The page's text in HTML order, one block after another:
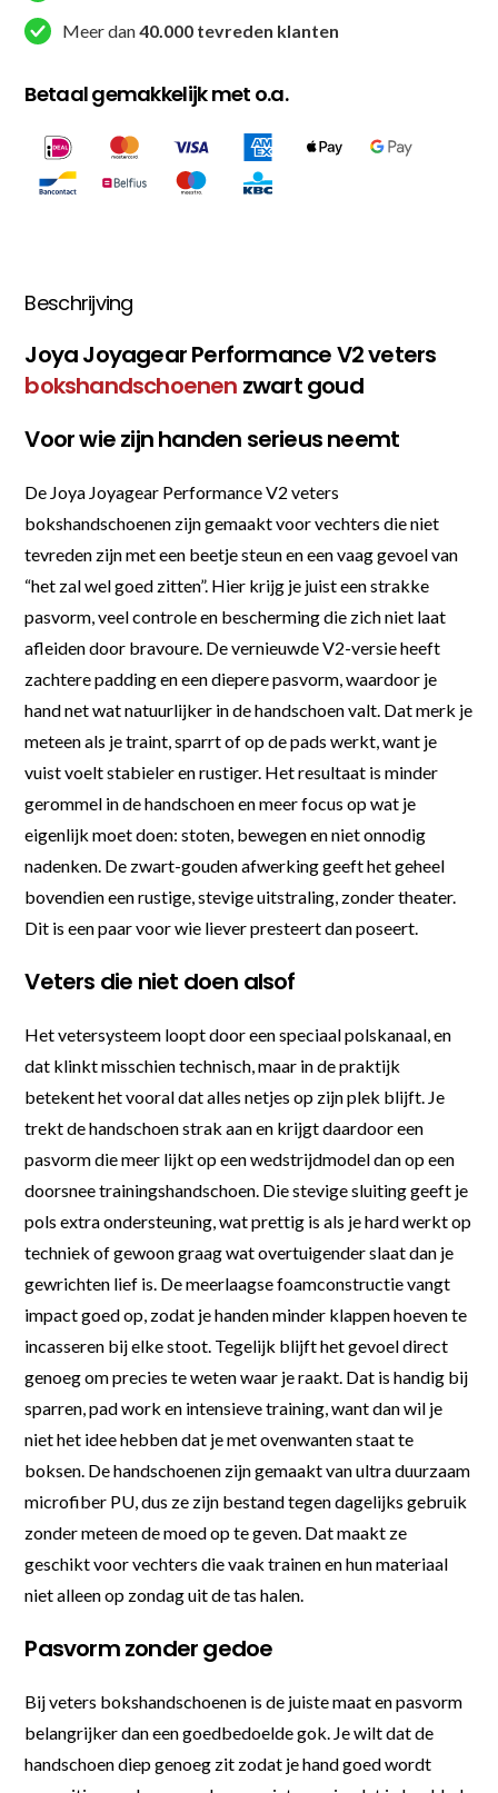
Meer dan40.000 tevreden klanten
Betaal gemakkelijk met o.a.
Beschrijving
Joya Joyagear Performance V2 veters
bokshandschoenen zwart goud
Voor wie zijn handen serieus neemt
De Joya Joyagear Performance V2 veters
bokshandschoenen zijn gemaakt voor vechters die niet
tevreden zijn met een beetje steun en een vaag gevoel van
“het zal wel goed zitten”. Hier krijg je juist een strakke
pasvorm, veel controle en bescherming die zich niet laat
afleiden door bravoure. De vernieuwde V2-versie heeft
zachtere padding en een diepere pasvorm, waardoor je
hand net wat natuurlijker in de handschoen valt. Dat merk je
meteen als je traint, sparrt of op de pads werkt, want je
vuist voelt stabieler en rustiger. Het resultaat is minder
gerommel in de handschoen en meer focus op wat je
eigenlijk moet doen: stoten, bewegen en niet onnodig
nadenken. De zwart-gouden afwerking geeft het geheel
bovendien een rustige, stevige uitstraling, zonder theater.
Dit is een paar voor wie liever presteert dan poseert.
Veters die niet doen alsof
Het vetersysteem loopt door een speciaal polskanaal, en
dat klinkt misschien technisch, maar in de praktijk
betekent het vooral dat alles netjes op zijn plek blijft. Je
trekt de handschoen strak aan en krijgt daardoor een
pasvorm die meer lijkt op een wedstrijdmodel dan op een
doorsnee trainingshandschoen. Die stevige sluiting geeft je
pols extra ondersteuning, wat prettig is als je hard werkt op
techniek of gewoon graag wat overtuigender slaat dan je
gewrichten lief is. De meerlaagse foamconstructie vangt
impact goed op, zodat je handen minder klappen hoeven te
incasseren bij elke stoot. Tegelijk blijft het gevoel direct
genoeg om precies te weten waar je raakt. Dat is handig bij
sparren, pad work en intensieve training, want dan wil je
niet het idee hebben dat je met ovenwanten staat te
boksen. De handschoenen zijn gemaakt van ultra duurzaam
microfiber PU, dus ze zijn bestand tegen dagelijks gebruik
zonder meteen de moed op te geven. Dat maakt ze
geschikt voor vechters die vaak trainen en hun materiaal
niet alleen op zondag uit de tas halen.
Pasvorm zonder gedoe
Bij veters bokshandschoenen is de juiste maat en pasvorm
belangrijker dan een goedbedoelde gok. Je wilt dat de
handschoen diep genoeg zit zodat je hand goed wordt